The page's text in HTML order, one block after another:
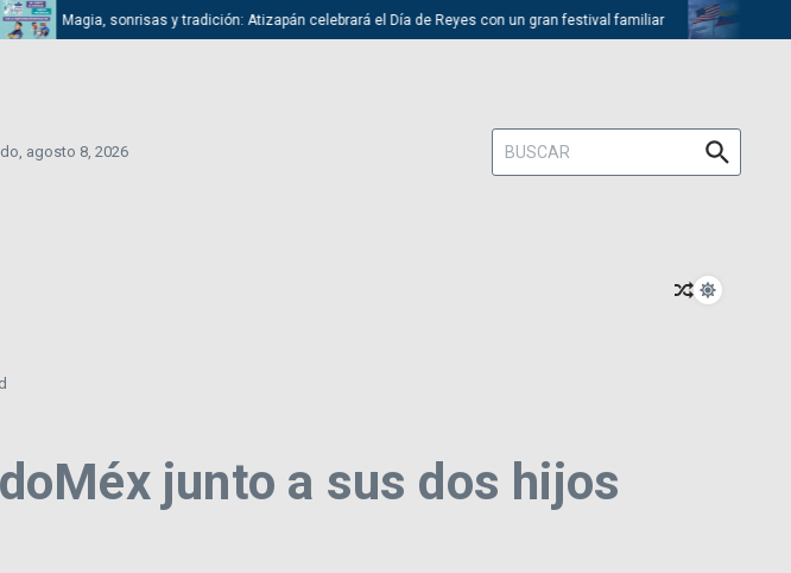
sonrisas y tradición: Atizapán celebrará el Día de Reyes con un gran festival familiar Trump descarta
agosto 8, 2026
Buscar:
junto a sus dos hijos